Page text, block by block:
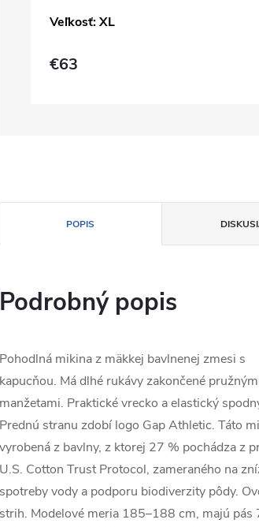
Veľkosť: XL
€63
POPIS
Podrobný popis
Pohodlná mikina z mäkkej bavlnenej zmesi s
kapucňou. Má dlhé rukávy zakončené
manžetami. Praktické vrecko a elastický
Prednú stranu zdobí logo Gap Athletic. Táto
vyrobená z bavlny, z ktorej 27 % pochádza z
U.S. Cotton Trust Protocol, zameraného na
spotreby vody a podporu biodiverzity pôdy.
strih. Modelové meria 185–188 cm, majú pás